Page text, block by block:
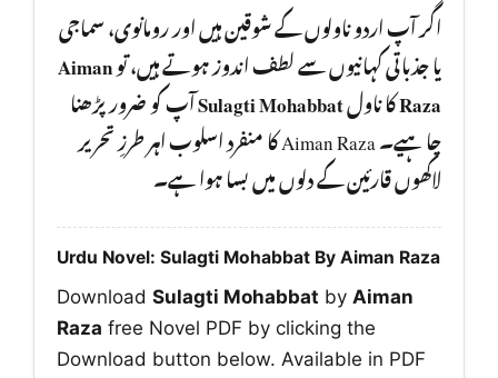
اگر آپ اردو ناولوں کے شوقین ہیں اور رومانوی، سماجی
یا جذباتی کہانیوں سے لطف اندوز ہوتے ہیں، توAiman
Razaکا ناولSulagti Mohabbatآپ کو ضرور پڑھنا
چا ہیے۔ Aiman Raza کا منفرد اسلوب اہر طرزِ تحریر
لاکھوں قارئین کے دلوں میں بسا ہوا ہے۔
Urdu Novel: Sulagti Mohabbat By Aiman Raza
Download Sulagti Mohabbat by Aiman
Raza free Novel PDF by clicking the
Download button below. Available in PDF